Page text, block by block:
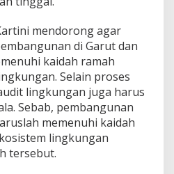
mendorong agar
di Garut dan
kaidah ramah
Selain proses
lingkungan juga harus
Sebab, pembangunan
memenuhi kaidah
lingkungan
tersebut.